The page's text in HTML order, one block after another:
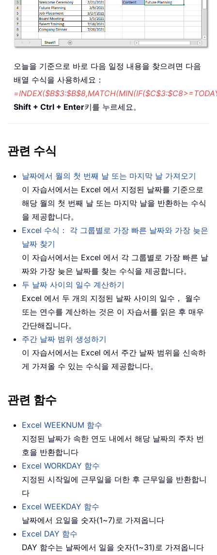
오늘을 기준으로 바로 다음 일정 내용을 찾으려면 다음
배열 수식을 사용하세요：
Shift + Ctrl + Enter키를 누르세요。
관련 수식
날짜에서 월의 첫 번째 날 또는 마지막 날 가져오기
이 자습서에서는 Excel 에서 지정된 날짜를 기준으로
해당 월의 첫 번째 날 또는 마지막 날을 반환하는 수식
을 제공합니다。
Excel 수식： 각 그룹별로 가장 빠른 날짜와 가장 늦은
날짜 찾기
이 자습서에서는 Excel 에서 각 그룹별로 가장 빠른 날
짜와 가장 늦은 날짜를 찾는 수식을 제공합니다。
두 날짜 사이의 일수 계산하기
Excel 에서 두 개의 지정된 날짜 사이의 일수， 월수
또는 연수를 계산하는 것은 이 자습서를 읽은 후 매우
간단해집니다。
주간 날짜 범위 생성하기
이 자습서에서는 Excel 에서 주간 날짜 범위을 신속하
게 가져올 수 있는 수식을 제공합니다。
관련 함수
Excel WEEKNUM 함수
지정된 날짜가 속한 연도 내에서 해당 날짜의 주차 번
호을 반환합니다
Excel WORKDAY 함수
지정된 시작일에 근무일을 더한 후 근무일을 반환합니
다
Excel WEEKDAY 함수
날짜에서 요일을 숫자(1~7)로 가져옵니다
Excel DAY 함수
DAY 함수는 날짜에서 일을 숫자(1~31)로 가져옵니다